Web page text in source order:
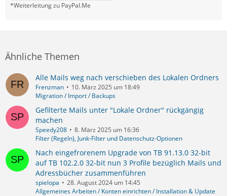
*Weiterleitung zu PayPal.Me
Ähnliche Themen
Alle Mails weg nach verschieben des Lokalen Ordners
Frenzman
10. März 2025 um 18:49
Migration / Import / Backups
Gefilterte Mails unter "Lokale Ordner" rückgängig
machen
Speedy208
8. März 2025 um 16:36
Filter (Regeln), Junk-Filter und Datenschutz-Optionen
Nach eingefrorenem Upgrade von TB 91.13.0 32-bit
auf TB 102.2.0 32-bit nun 3 Profile bezüglich Mails und
Adressbücher zusammenführen
spielopa
28. August 2024 um 14:45
Allgemeines Arbeiten / Konten einrichten / Installation & Update